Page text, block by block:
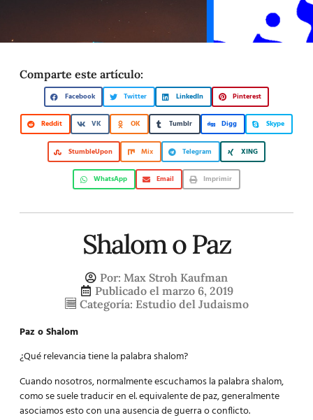
Comparte este artículo:
Facebook Twitter LinkedIn Pinterest
Reddit VK OK Tumblr Digg Skype
StumbleUpon Mix Telegram XING
WhatsApp Email Imprimir
Shalom o Paz
Por: Max Stroh Kaufman
Publicado el marzo 6, 2019
Categoría: Estudio del Judaismo
Paz o Shalom
¿Qué relevancia tiene la palabra shalom?
Cuando nosotros, normalmente escuchamos la palabra shalom,
como se suele traducir en el. equivalente de paz, generalmente
asociamos esto con una ausencia de guerra o conflicto.